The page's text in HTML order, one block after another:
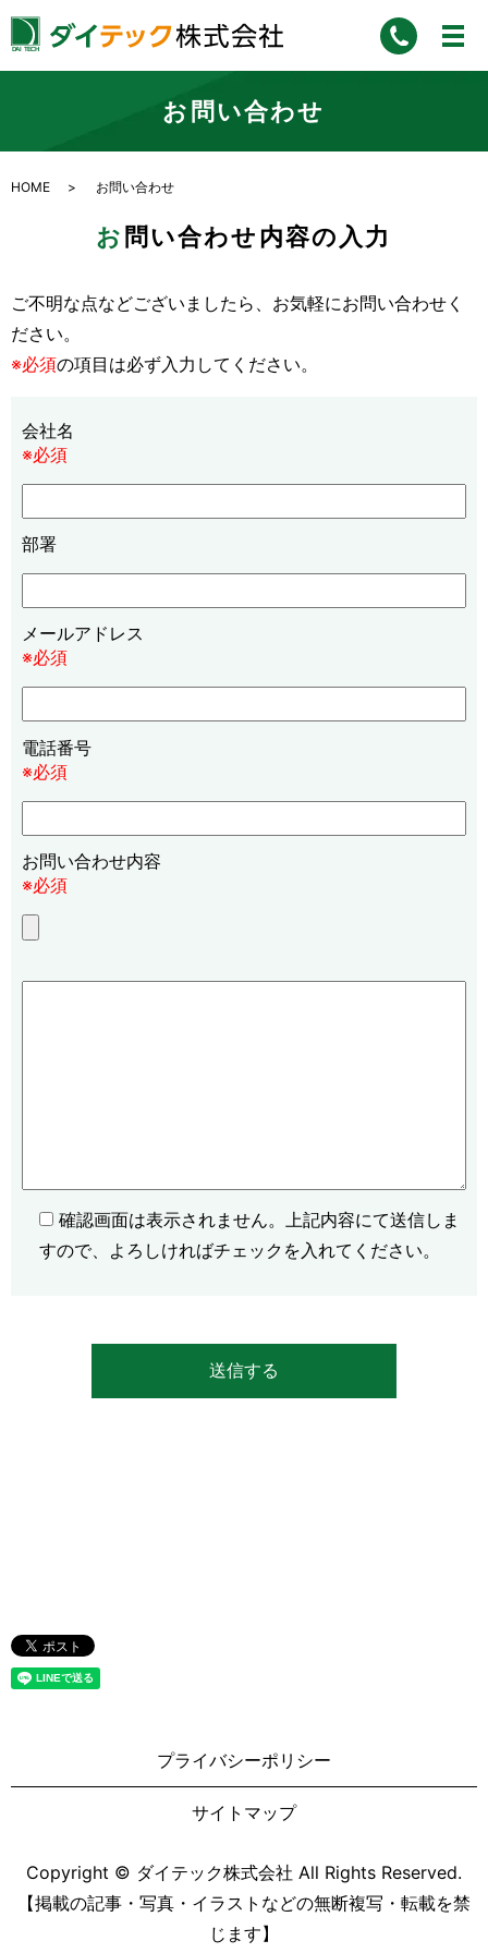
お問い合わせ
HOME お問い合わせ
お問い合わせ内容の入力
ご不明な点などございましたら、お気軽にお問い合わせく
ださい。
※必須の項目は必ず入力してください。
会社名
※必須
部署
メールアドレス
※必須
電話番号
※必須
お問い合わせ内容
※必須
確認画面は表示されません。上記内容にて送信しま
すので、よろしければチェックを入れてください。
プライバシーポリシー
サイトマップ
Copyright © ダイテック株式会社 All Rights Reserved.
【掲載の記事・写真・イラストなどの無断複写・転載を禁
じます】